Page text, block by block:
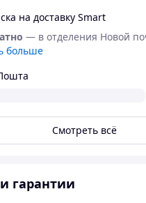
на доставку Smart
— в отделения Новой
больше
Смотреть всё
гарантии